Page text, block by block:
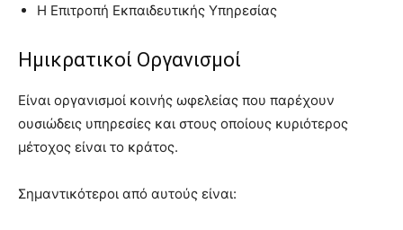
Η Επιτροπή Εκπαιδευτικής Υπηρεσίας
Ημικρατικοί Οργανισμοί
Είναι οργανισμοί κοινής ωφελείας που παρέχουν
ουσιώδεις υπηρεσίες και στους οποίους κυριότερος
μέτοχος είναι το κράτος.
Σημαντικότεροι από αυτούς είναι: